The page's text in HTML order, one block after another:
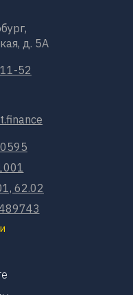
52
д. 5А
62.02